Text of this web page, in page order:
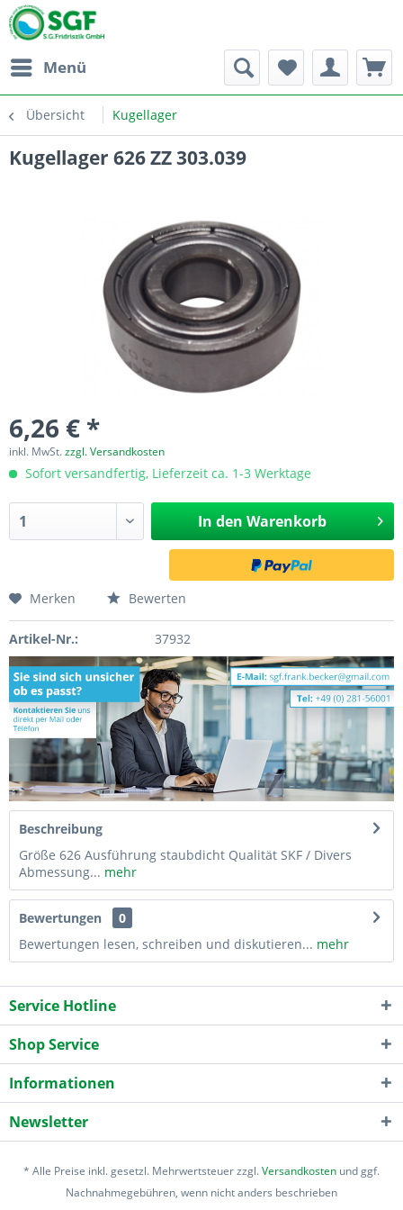
Menü
Übersicht Kugellager
Kugellager 626 ZZ 303.039
6,26 € *
inkl. MwSt.zzgl. Versandkosten
Sofort versandfertig, Lieferzeit ca. 1-3 Werktage
In den Warenkorb
Merken Bewerten
Artikel-Nr.: 37932
Beschreibung
Größe 626 Ausführung staubdicht Qualität SKF / Divers
Abmessung... mehr
Bewertungen
0
Bewertungen lesen, schreiben und diskutieren... mehr
Service Hotline
Shop Service
Informationen
Newsletter
* Alle Preise inkl. gesetzl. Mehrwertsteuer zzgl.Versandkosten und ggf.
Nachnahmegebühren, wenn nicht anders beschrieben